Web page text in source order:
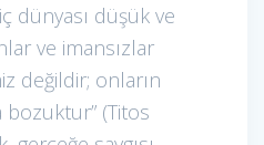
dünyası düşük ve
ve imansızlar
değildir; onların
bozuktur” (Titos